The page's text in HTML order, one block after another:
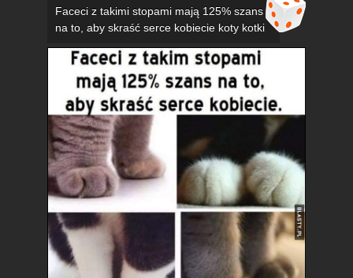
Faceci z takimi stopami mają 125% szans
na to, aby skraść serce kobiecie koty kotki